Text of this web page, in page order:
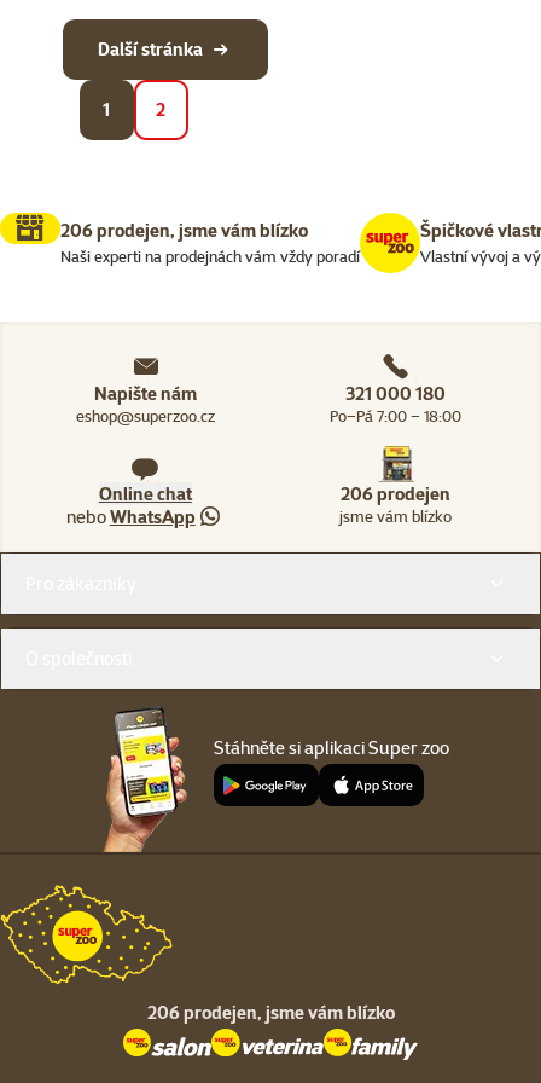
1 2
Další stránka
206 prodejen, jsme vám blízko
Naši experti na prodejnách vám vždy poradí
Špičkové
Vlastní vývoj a
Napište nám
eshop@superzoo.cz
321 000 180
Po–Pá 7:00 – 18:00
Online chat
neboWhatsApp
206 prodejen
jsme vám blízko
Stáhněte si aplikaci Super zoo
206 prodejen, jsme vám blízko